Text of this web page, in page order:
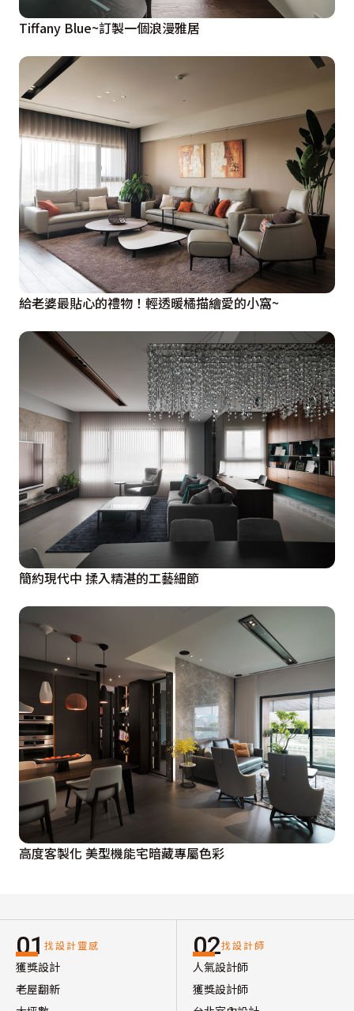
Tiffany Blue~訂製一個浪漫雅居
給老婆最貼心的禮物！輕透暖橘描繪愛的小窩~
簡約現代中 揉入精湛的工藝細節
高度客製化 美型機能宅暗藏專屬色彩
01 找設計靈感
獲獎設計
老屋翻新
02找設計師
人氣設計師
獲獎設計師